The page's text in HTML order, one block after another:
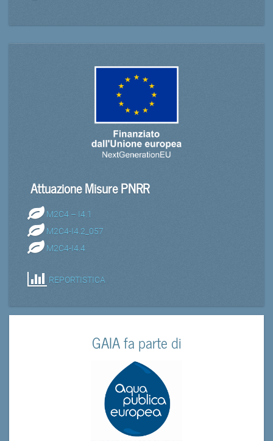
Attuazione Misure PNRR
M2C4 – I4.1
M2C4-I4.2_057
M2C4-I4.4
REPORTISTICA
GAIA fa parte di